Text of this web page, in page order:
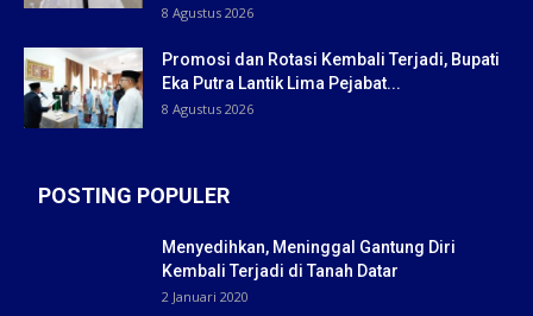
8 Agustus 2026
Promosi dan Rotasi Kembali Terjadi, Bupati
Eka Putra Lantik Lima Pejabat...
8 Agustus 2026
POSTING POPULER
Menyedihkan, Meninggal Gantung Diri
Kembali Terjadi di Tanah Datar
2 Januari 2020